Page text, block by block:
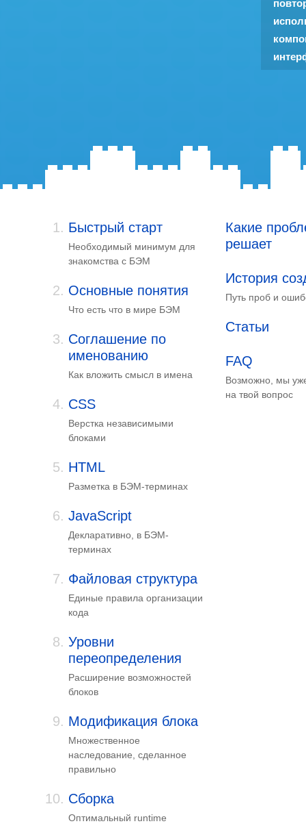
Быстрый старт
Необходимый минимум для
знакомства с БЭМ
Основные понятия
Что есть что в мире БЭМ
Соглашение по
именованию
Как вложить смысл в имена
CSS
Верстка независимыми
блоками
HTML
Разметка в БЭМ-терминах
JavaScript
Декларативно, в БЭМ-
терминах
Файловая структура
Единые правила организации
кода
Уровни
переопределения
Расширение возможностей
блоков
Модификация блока
Множественное
наследование, сделанное
правильно
Сборка
Оптимальный runtime
Какие
решает
История
Путь проб и
Статьи
FAQ
Возможно, мы
на твой вопрос